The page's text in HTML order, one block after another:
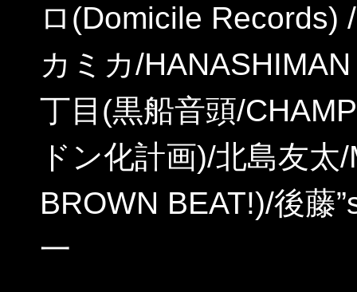
ロ(Domicile Records)
カミカ/
丁目(黒船音頭/
ドン化計画)/北島友太
BROWN BEAT!)/後藤
一